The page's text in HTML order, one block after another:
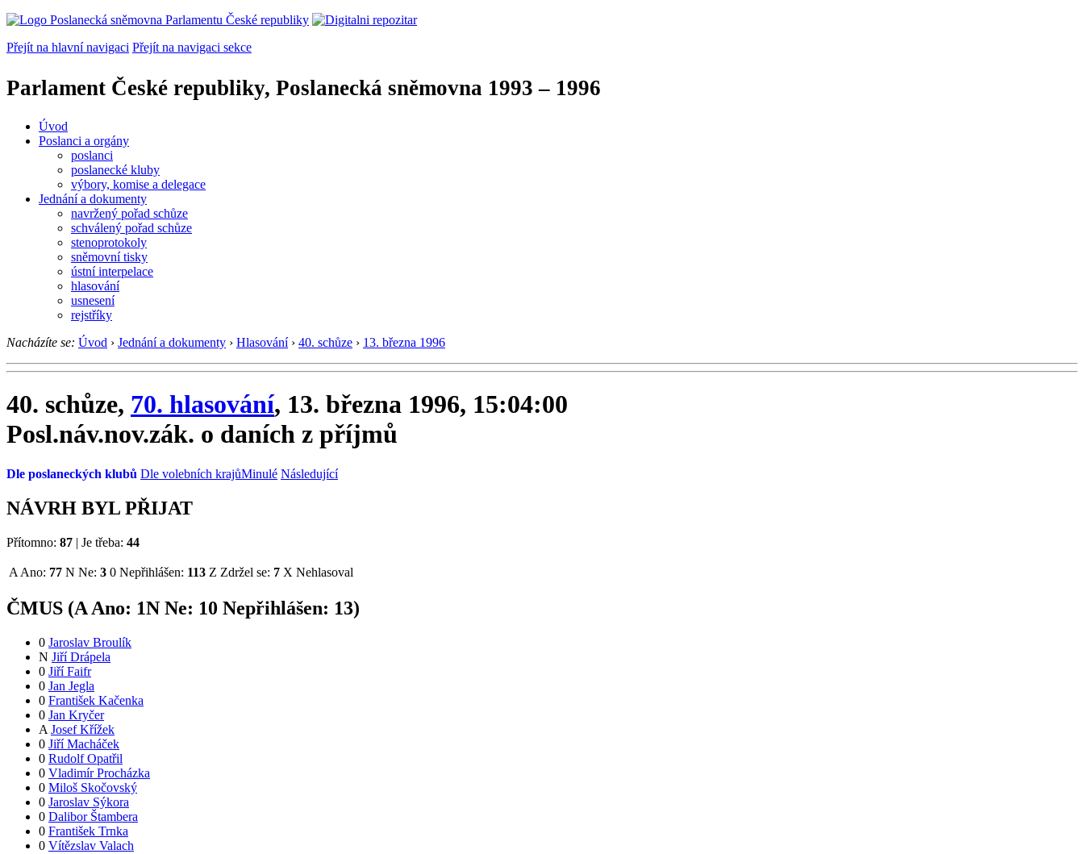
Přejít na hlavní navigaci Přejít na navigaci sekce
Parlament České republiky, Poslanecká sněmovna 1993 – 1996
Úvod
Poslanci a orgány
poslanci
poslanecké kluby
výbory, komise a delegace
Jednání a dokumenty
navržený pořad schůze
schválený pořad schůze
stenoprotokoly
sněmovní tisky
ústní interpelace
hlasování
usnesení
rejstříky
Nacházíte se: Úvod › Jednání a dokumenty › Hlasování › 40. schůze › 13. března 1996
40. schůze, 70. hlasování, 13. března 1996, 15:04:00
Posl.náv.nov.zák. o daních z příjmů
Dle poslaneckých klubů Dle volebních krajůMinulé Následující
NÁVRH BYL PŘIJAT
Přítomno: 87 | Je třeba: 44
A Ano: 77 N Ne: 3 0 Nepřihlášen: 113 Z Zdržel se: 7 X Nehlasoval
ČMUS (AAno: 1N Ne: 10 Nepřihlášen: 13)
0 Jaroslav Broulík
N Jiří Drápela
0 Jiří Faifr
0 Jan Jegla
0 František Kačenka
0 Jan Kryčer
A Josef Křížek
0 Jiří Macháček
0 Rudolf Opatřil
0 Vladimír Procházka
0 Miloš Skočovský
0 Jaroslav Sýkora
0 Dalibor Štambera
0 František Trnka
0 Vítězslav Valach